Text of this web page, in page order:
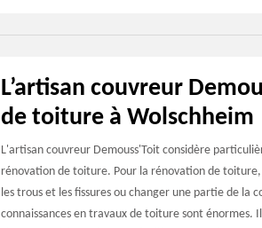
L’artisan couvreur
de toiture à Wolschheim
L'artisan couvreur Demouss'Toit considère
rénovation de toiture. Pour la rénovation de
les trous et les fissures ou changer une partie de la
connaissances en travaux de toiture sont